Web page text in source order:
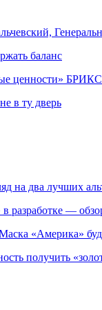
баланс
ценности»
в ту дверь
на два лучших
разработке —
«Америка»
получить